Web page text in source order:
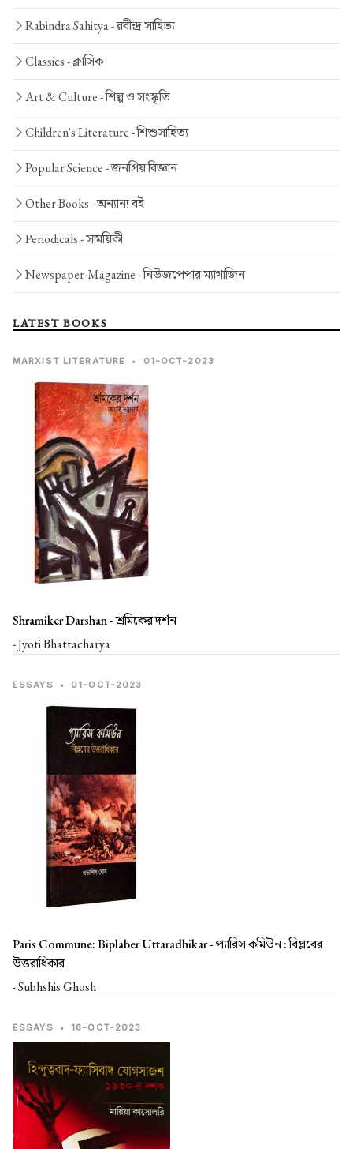
Rabindra Sahitya -রবীন্দ্র সাহিত্য
Classics -ক্লাসিক
Art & Culture -শিল্প ও সংস্কৃতি
Children's Literature -শিশুসাহিত্য
Popular Science -জনপ্রিয় বিজ্ঞান
Other Books -অন্যান্য বই
Periodicals -সাময়িকী
Newspaper-Magazine -নিউজপেপার-ম্যাগাজিন
LATEST BOOKS
MARXIST LITERATURE • 01-OCT-2023
Shramiker Darshan -শ্রমিকের দর্শন
- Jyoti Bhattacharya
ESSAYS • 01-OCT-2023
Paris Commune: Biplaber Uttaradhikar -প্যারিস কমিউন : বিপ্লবের
উত্তরাধিকার
- Subhshis Ghosh
ESSAYS • 18-OCT-2023